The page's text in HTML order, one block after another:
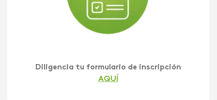
Diligencia tu formulario de inscripción
AQUÍ